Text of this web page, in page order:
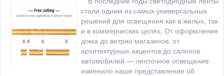
стали одним из самых универсальных
решений для освещения как в жилых, так
и в коммерческих целях. От оформления
дома до витрин магазинов, от
архитектурных акцентов до салонов
автомобилей — ленточное освещение
изменило наше представление об